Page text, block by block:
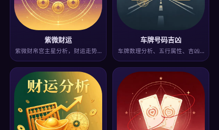
紫微财运
紫微财帛宫主星分析，财运走势…
车牌号码吉凶
车牌数理分析、五行属性、吉凶…